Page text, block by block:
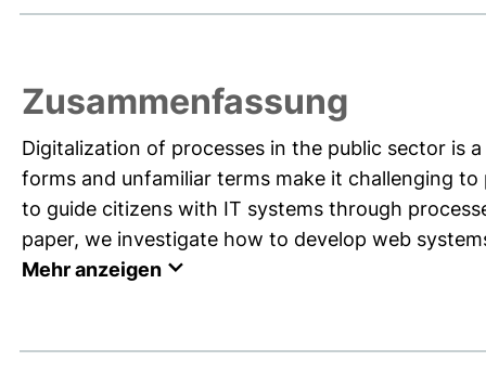
Zusammenfassung
Digitalization of processes in the public sector is
forms and unfamiliar terms make it challenging
to guide citizens with IT systems through
paper, we investigate how to develop web
Mehr anzeigen